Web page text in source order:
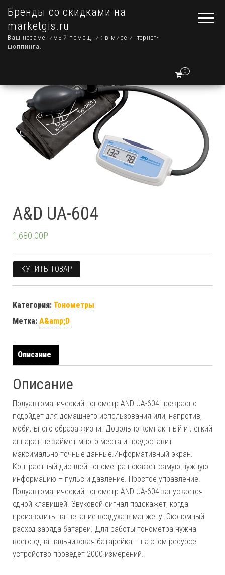
Бренды со скидками на
marketgis.ru
Ваш незаменимый помощник в мире интернет-
шоппинга.
0
A&D UA-604
1,680.00₽
КУПИТЬ ТОВАР
Категория: Тонометры
Метка: A&amp;D
Описание
Описание
Полуавтоматический тонометр AND UA-604 прекрасно
подойдет для домашнего использования или, напротив,
мобильного образа жизни. Довольно компактный и легкий
аппарат не займет много места и предоставит
максимально точные данные.Информативный экран.
Контрастный дисплей тонометра покажет самую нужную
информацию – пульс и давление. Простое управление.
Полуавтоматический тонометр AND UA-604 запускается
одной клавишей. Звуковой сигнал подскажет, когда
производить нагнетание воздуха в манжету. Экономный
расход заряда батареи. Для работы тонометра нужна
всего одна пальчиковая батарейка – на этом ресурсе
устройство проведет 2000 измерений.